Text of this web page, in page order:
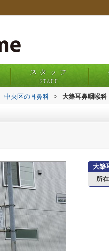
スタッフ
STAFF
中央区の耳鼻科 > 大築耳鼻咽喉科
大築
所